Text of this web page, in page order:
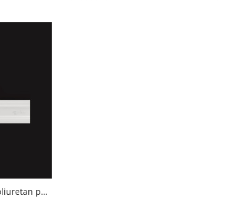
Cornișă Simplă din Poliuretan pentru Tavan 5x10 cm